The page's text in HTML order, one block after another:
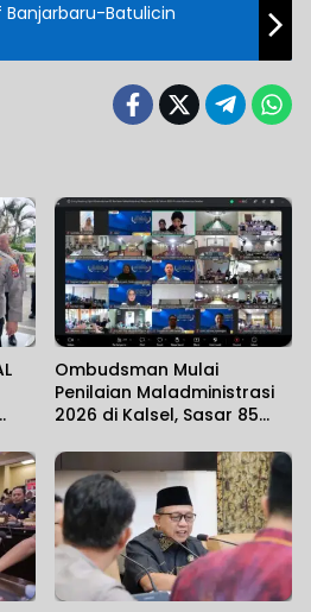
Batulicin
Ombudsman Mulai
Penilaian Maladministrasi
2026 di Kalsel, Sasar 85